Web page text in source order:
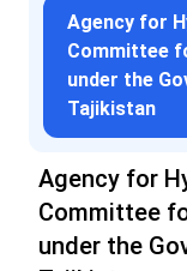
Agency for
Committee
under the
Tajikistan
Agency for
Committee
under the